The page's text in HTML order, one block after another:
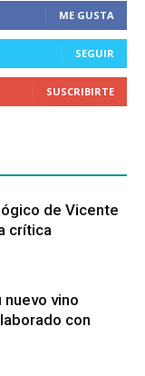
ME GUSTA
SEGUIR
SUSCRIBIRTE
de Vicente
crítica
vino
con